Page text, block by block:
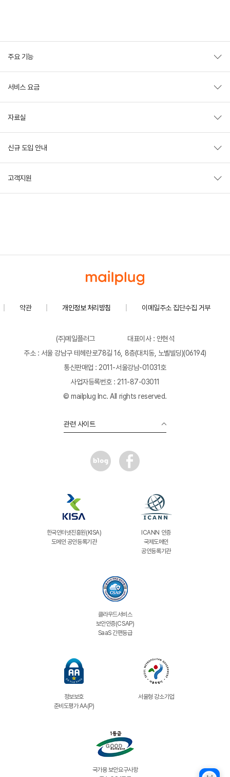
주요 기능
서비스 요금
자료실
신규 도입 안내
고객지원
약관 개인정보 처리방침 이메일주소 집단수집 거부
(주)메일플러그
대표이사 : 안현석
주소 : 서울 강남구 테헤란로78길 16, 8층(대치동, 노벨빌딩)(06194)
통신판매업 : 2011-서울강남-01031호
사업자등록번호 : 211-87-03011
© mailplug Inc. All rights reserved.
관련 사이트
한국인터넷진흥원(KISA)
도메인 공인등록기관
ICANN 인증
국제도메인
공인등록기관
클라우드서비스
보안인증(CSAP)
SaaS 간편등급
정보보호
준비도평가 AA(P)
서울형 강소기업
국가용 보안요구사항